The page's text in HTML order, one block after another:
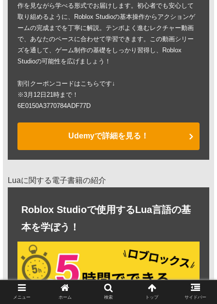
作を見ながら学べる形式でお届けします。初心者でも安心して
取り組めるように、Roblox Studioの基本操作からアクションゲ
ームの完成までを丁寧に解説。テンポよく進むレクチャー動画
で、あなたのペースに合わせて学習できます。この動画シリー
ズを通して、ゲーム制作の基礎をしっかり習得し、Roblox
Studioの可能性を広げましょう！
割引クーポンコードはこちらです↓
※3月12日21時まで！
6E0150A3770784ADF77D
Udemyで詳細を見る！
Luaに関する電子書籍の紹介
Roblox Studioで使用するLua言語の基
本を学ぼう！
メニュー ホーム 検索 トップ サイドバー